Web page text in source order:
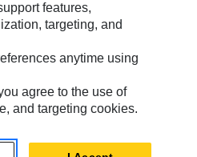
Tous droits réservés.
features,
targeting, and
anytime using
agree to the use of
and targeting cookies.